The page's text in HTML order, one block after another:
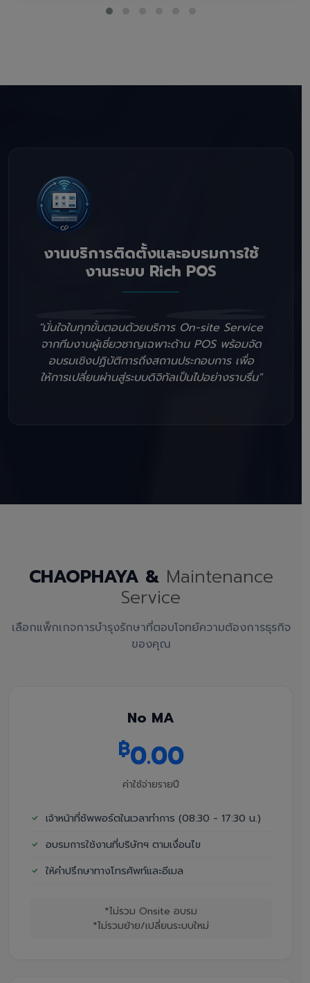
งานบริการติดตั้งและอบรมการใช้
งานระบบ Rich POS
"มั่นใจในทุกขั้นตอนด้วยบริการ On-site Service
จากทีมงานผู้เชี่ยวชาญเฉพาะด้าน POS พร้อมจัด
อบรมเชิงปฏิบัติการถึงสถานประกอบการ เพื่อ
ให้การเปลี่ยนผ่านสู่ระบบดิจิทัลเป็นไปอย่างราบรื่น"
CHAOPHAYA & Maintenance
Service
เลือกแพ็กเกจการบำรุงรักษาที่ตอบโจทย์ความต้องการธุรกิจ
ของคุณ
No MA
฿0.00
ค่าใช้จ่ายรายปี
เจ้าหน้าที่ซัพพอร์ตในเวลาทำการ (08:30 - 17:30 น.)
อบรมการใช้งานที่บริษัทฯ ตามเงื่อนไข
ให้คำปรึกษาทางโทรศัพท์และอีเมล
*ไม่รวม Onsite อบรม
*ไม่รวมย้าย/เปลี่ยนระบบใหม่